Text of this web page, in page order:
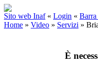
Sito web Inaf « Login « Barra
Home » Video » Servizi »
È